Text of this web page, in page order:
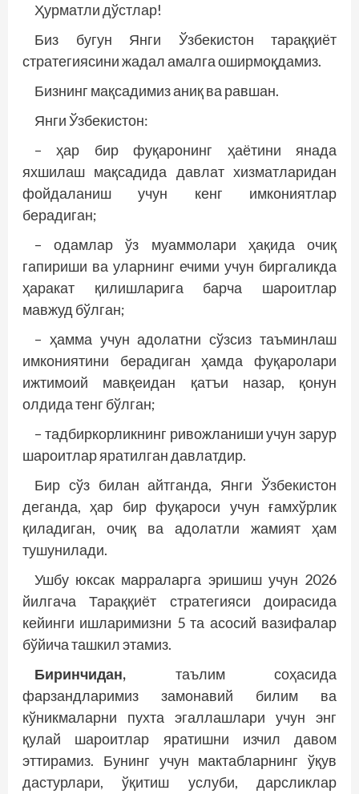
Ҳурматли дўстлар!
Биз бугун Янги Ўзбекистон тараққиёт
стратегиясини жадал амалга оширмоқдамиз.
Бизнинг мақсадимиз аниқ ва равшан.
Янги Ўзбекистон:
– ҳар бир фуқаронинг ҳаётини янада
яхшилаш мақсадида давлат хизматларидан
фойдаланиш учун кенг имкониятлар
берадиган;
– одамлар ўз муаммолари ҳақида очиқ
гапириши ва уларнинг ечими учун биргаликда
ҳаракат қилишларига барча шароитлар
мавжуд бўлган;
– ҳамма учун адолатни сўзсиз таъминлаш
имкониятини берадиган ҳамда фуқаролари
ижтимоий мавқеидан қатъи назар, қонун
олдида тенг бўлган;
– тадбиркорликнинг ривожланиши учун зарур
шароитлар яратилган давлатдир.
Бир сўз билан айтганда, Янги Ўзбекистон
деганда, ҳар бир фуқароси учун ғамхўрлик
қиладиган, очиқ ва адолатли жамият ҳам
тушунилади.
Ушбу юксак марраларга эришиш учун 2026
йилгача Тараққиёт стратегияси доирасида
кейинги ишларимизни 5 та асосий вазифалар
бўйича ташкил этамиз.
Биринчидан, таълим соҳасида
фарзандларимиз замонавий билим ва
кўникмаларни пухта эгаллашлари учун энг
қулай шароитлар яратишни изчил давом
эттирамиз. Бунинг учун мактабларнинг ўқув
дастурлари, ўқитиш услуби, дарсликлар